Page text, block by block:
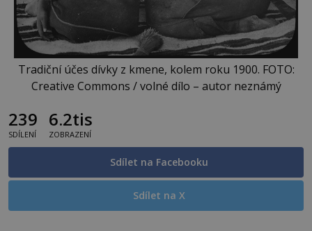
Tradiční účes dívky z kmene, kolem roku 1900. FOTO:
Creative Commons / volné dílo – autor neznámý
239
SDÍLENÍ
6.2tis
ZOBRAZENÍ
Sdílet na Facebooku
Sdílet na X